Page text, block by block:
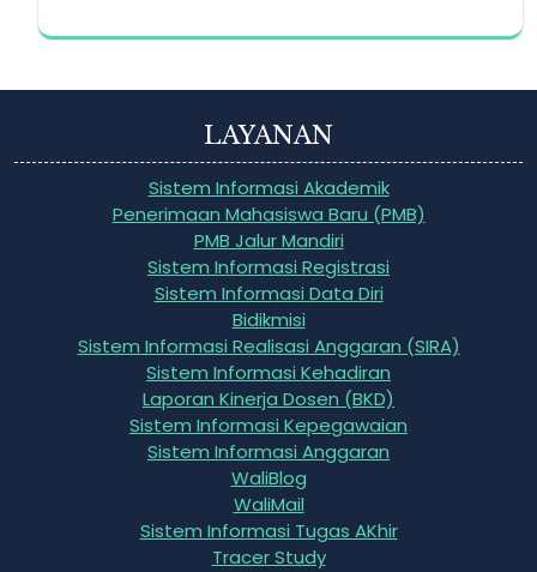
LAYANAN
Sistem Informasi Akademik
Penerimaan Mahasiswa Baru (PMB)
PMB Jalur Mandiri
Sistem Informasi Registrasi
Sistem Informasi Data Diri
Bidikmisi
Sistem Informasi Realisasi Anggaran (SIRA)
Sistem Informasi Kehadiran
Laporan Kinerja Dosen (BKD)
Sistem Informasi Kepegawaian
Sistem Informasi Anggaran
WaliBlog
WaliMail
Sistem Informasi Tugas AKhir
Tracer Study